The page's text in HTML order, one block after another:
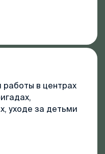
в центрах
уходе за детьми